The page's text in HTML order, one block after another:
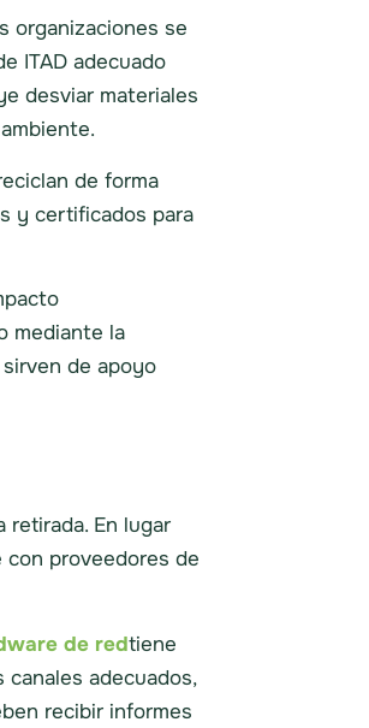
organizaciones se
ITAD adecuado
desviar materiales
de forma
y certificados para
mediante la
de apoyo
En lugar
con proveedores de
de redtiene
adecuados,
recibir informes